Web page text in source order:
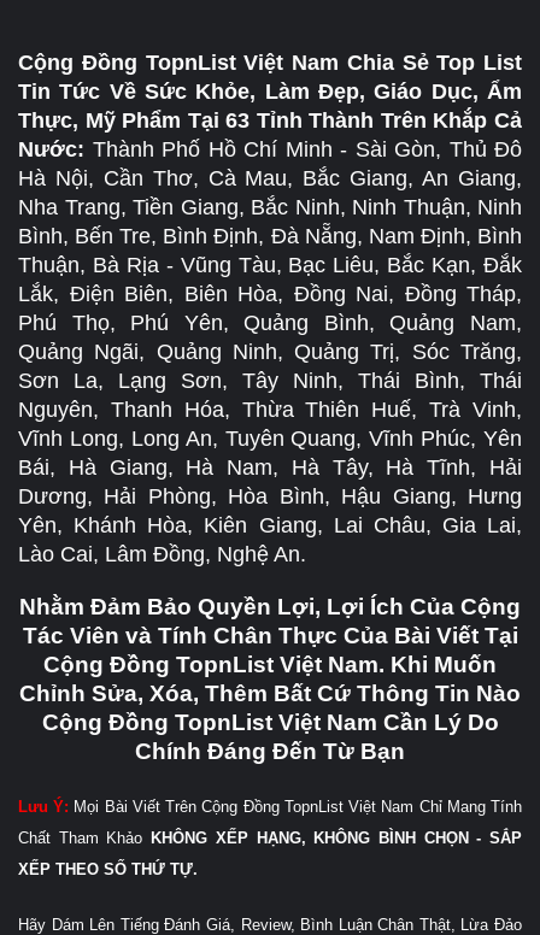
Cộng Đồng TopnList Việt Nam Chia Sẻ Top List
Tin Tức Về Sức Khỏe, Làm Đẹp, Giáo Dục, Ẩm
Thực, Mỹ Phẩm Tại 63 Tỉnh Thành Trên Khắp Cả
Nước: Thành Phố Hồ Chí Minh - Sài Gòn, Thủ Đô
Hà Nội, Cần Thơ, Cà Mau, Bắc Giang, An Giang,
Nha Trang, Tiền Giang, Bắc Ninh, Ninh Thuận, Ninh
Bình, Bến Tre, Bình Định, Đà Nẵng, Nam Định, Bình
Thuận, Bà Rịa - Vũng Tàu, Bạc Liêu, Bắc Kạn, Đắk
Lắk, Điện Biên, Biên Hòa, Đồng Nai, Đồng Tháp,
Phú Thọ, Phú Yên, Quảng Bình, Quảng Nam,
Quảng Ngãi, Quảng Ninh, Quảng Trị, Sóc Trăng,
Sơn La, Lạng Sơn, Tây Ninh, Thái Bình, Thái
Nguyên, Thanh Hóa, Thừa Thiên Huế, Trà Vinh,
Vĩnh Long, Long An, Tuyên Quang, Vĩnh Phúc, Yên
Bái, Hà Giang, Hà Nam, Hà Tây, Hà Tĩnh, Hải
Dương, Hải Phòng, Hòa Bình, Hậu Giang, Hưng
Yên, Khánh Hòa, Kiên Giang, Lai Châu, Gia Lai,
Lào Cai, Lâm Đồng, Nghệ An.
Nhằm Đảm Bảo Quyền Lợi, Lợi Ích Của Cộng
Tác Viên và Tính Chân Thực Của Bài Viết Tại
Cộng Đồng TopnList Việt Nam. Khi Muốn
Chỉnh Sửa, Xóa, Thêm Bất Cứ Thông Tin Nào
Cộng Đồng TopnList Việt Nam Cần Lý Do
Chính Đáng Đến Từ Bạn
Lưu Ý: Mọi Bài Viết Trên Cộng Đồng TopnList Việt Nam Chỉ Mang Tính
Chất Tham Khảo KHÔNG XẾP HẠNG, KHÔNG BÌNH CHỌN - SẮP
XẾP THEO SỐ THỨ TỰ.
Hãy Dám Lên Tiếng Đánh Giá, Review, Bình Luận Chân Thật, Lừa Đảo